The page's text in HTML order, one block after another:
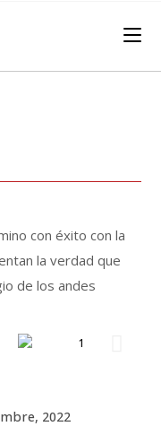
con éxito con la
la verdad que
de los andes
2022